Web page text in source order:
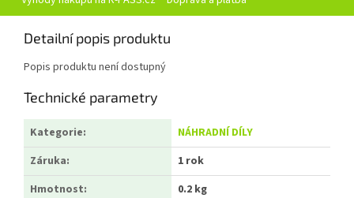
Detailní popis produktu
Popis produktu není dostupný
Technické parametry
Kategorie:
NÁHRADNÍ DÍLY
Záruka:
1 rok
Hmotnost:
0.2 kg